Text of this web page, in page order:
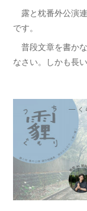
露と枕番外公演
です。
普段文章を書か
なさい。しかも長